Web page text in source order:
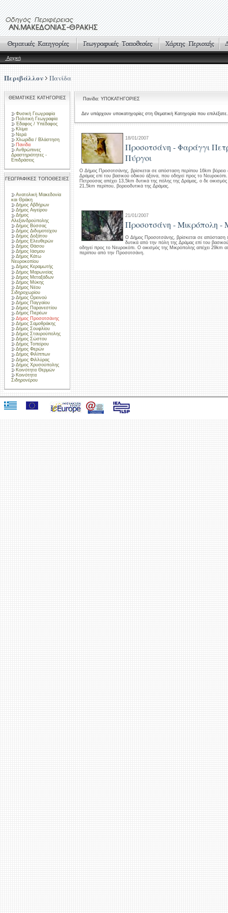
Αρχική
Περιβάλλον Πανίδα
ΘΕΜΑΤΙΚΕΣ ΚΑΤΗΓΟΡΙΕΣ
Φυσική Γεωγραφία
Πολιτική Γεωγραφία
Έδαφος / Υπέδαφος
Κλίμα
Νερά
Χλωρίδα / Βλάστηση
Πανίδα
Ανθρώπινες
Δραστηριότητες -
Επιδράσεις
ΓΕΩΓΡΑΦΙΚΕΣ ΤΟΠΟΘΕΣΙΕΣ
Ανατολική Μακεδονία
και Θράκη
Δήμος Αβδήρων
Δήμος Αιγείρου
Δήμος
Αλεξανδρούπολης
Δήμος Βύσσας
Δήμος Διδυμοτείχου
Δήμος Δοξάτου
Δήμος Ελευθερών
Δήμος Θάσου
Δήμος Ιάσμου
Δήμος Κάτω
Νευροκοπίου
Δήμος Κεραμωτής
Δήμος Μαρωνείας
Δήμος Μεταξάδων
Δήμος Μύκης
Δήμος Νέου
Σιδηροχωρίου
Δήμος Ορεινού
Δήμος Παγγαίου
Δήμος Παρανεστίου
Δήμος Πιερέων
Δήμος Προσοτσάνης
Δήμος Σαμοθράκης
Δήμος Σουφλίου
Δήμος Σταυρούπολης
Δήμος Σώστου
Δήμος Τοπείρου
Δήμος Φερών
Δήμος Φιλίππων
Δήμος Φιλλύρας
Δήμος Χρυσούπολης
Κοινότητα Θερμών
Κοινότητα
Σιδηρονέρου
Πανίδα: ΥΠΟΚΑΤΗΓΟΡΙΕΣ
Δεν υπάρχουν υποκατηγορίες στη Θεματική Κατηγορία που επιλέξατε.
18/01/2007
Προσοτσάνη - Φαράγγι
Πύργοι
Ο Δήμος Προσοτσάνης, βρίσκεται σε απόσταση περίπου 16km βόρειο
Δράμας επί του βασικού οδικού άξονα, που οδηγεί προς το Νευροκόπι.
Πετρούσας απέχει 13,5km δυτικά της πόλης της Δράμας, ο δε
21,5km περίπου, βορειοδυτικά της Δράμας.
21/01/2007
Προσοτσάνη - Μικρόπολη -
Ο Δήμος Προσοτσάνης, βρίσκεται σε απόσταση
δυτικά από την πόλη της Δράμας επί του
οδηγεί προς το Νευροκόπι. Ο οικισμός της Μικρόπολης απέχει 29km
περίπου από την Προσοτσάνη.